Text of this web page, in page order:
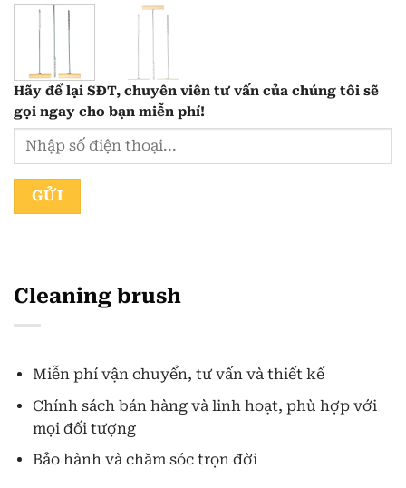
Hãy để lại SĐT, chuyên viên tư vấn của chúng tôi sẽ
gọi ngay cho bạn miễn phí!
Cleaning brush
Miễn phí vận chuyển, tư vấn và thiết kế
Chính sách bán hàng và linh hoạt, phù hợp với
mọi đối tượng
Bảo hành và chăm sóc trọn đời